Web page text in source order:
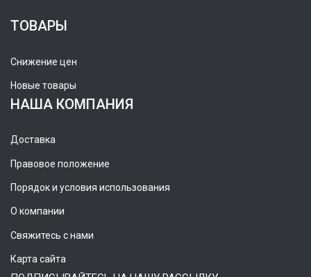
ТОВАРЫ
Снижение цен
Новые товары
НАША КОМПАНИЯ
Доставка
Правовое положение
Порядок и условия использования
О компании
Свяжитесь с нами
Карта сайта